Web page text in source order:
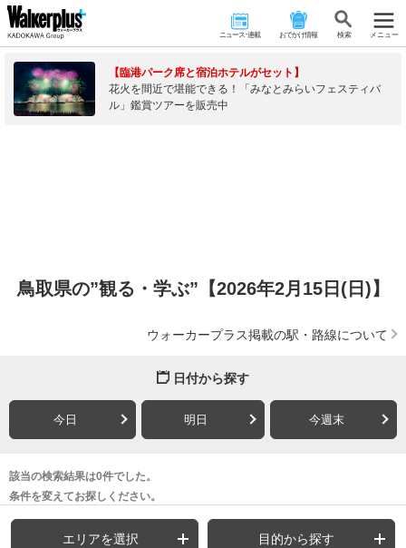
ニュース･連載 おでかけ情報 検 索 メニュー
【臨港パーク席と宿泊ホテルがセット】
花火を間近で堪能できる！「みなとみらいフェスティバ
ル」鑑賞ツアーを販売中
鳥取県の”観る・学ぶ”【2026年2月15日(日)】
ウォーカープラス掲載の駅・路線について
日付から探す
今日 明日 今週末
該当の検索結果は0件でした。
条件を変えてお探しください。
エリアを選択 目的から探す